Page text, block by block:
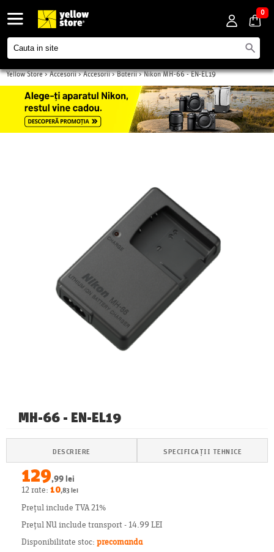
0
Yellow Store>Accesorii>Accesorii>Baterii>Nikon MH-66 - EN-EL19
MH-66 - EN-EL19
DESCRIERE SPECIFICAȚII TEHNICE
129,99 lei
12 rate: 10,83 lei
Prețul include TVA 21%
Prețul NU include transport - 14.99 LEI
Disponibilitate stoc:precomanda